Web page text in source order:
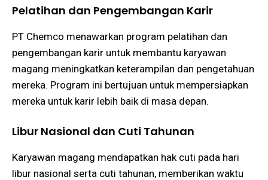
Pelatihan dan Pengembangan Karir
PT Chemco menawarkan program pelatihan dan
pengembangan karir untuk membantu karyawan
magang meningkatkan keterampilan dan pengetahuan
mereka. Program ini bertujuan untuk mempersiapkan
mereka untuk karir lebih baik di masa depan​​.
Libur Nasional dan Cuti Tahunan
Karyawan magang mendapatkan hak cuti pada hari
libur nasional serta cuti tahunan, memberikan waktu